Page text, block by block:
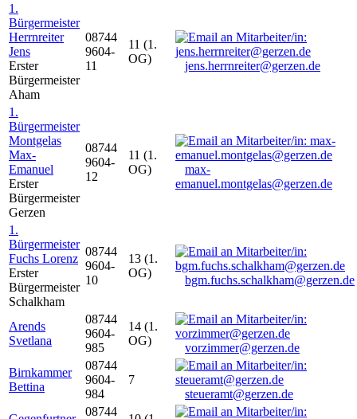
1.
Bürgermeister
Herrnreiter
Jens
Erster
Bürgermeister
Aham
08744
9604-
11
11 (1.
OG)
jens.herrnreiter@gerzen.de
1.
Bürgermeister
Montgelas
Max-
Emanuel
Erster
Bürgermeister
Gerzen
08744
9604-
12
11 (1.
OG)
max-
emanuel.montgelas@gerzen.de
1.
Bürgermeister
Fuchs Lorenz
Erster
Bürgermeister
Schalkham
08744
9604-
10
13 (1.
OG)
bgm.fuchs.schalkham@gerzen.de
Arends
Svetlana
08744
9604-
985
14 (1.
OG)
vorzimmer@gerzen.de
Birnkammer
Bettina
08744
9604-
984
7
steueramt@gerzen.de
08744